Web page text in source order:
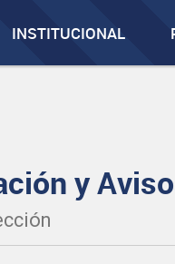
INSTITUCIONAL
y